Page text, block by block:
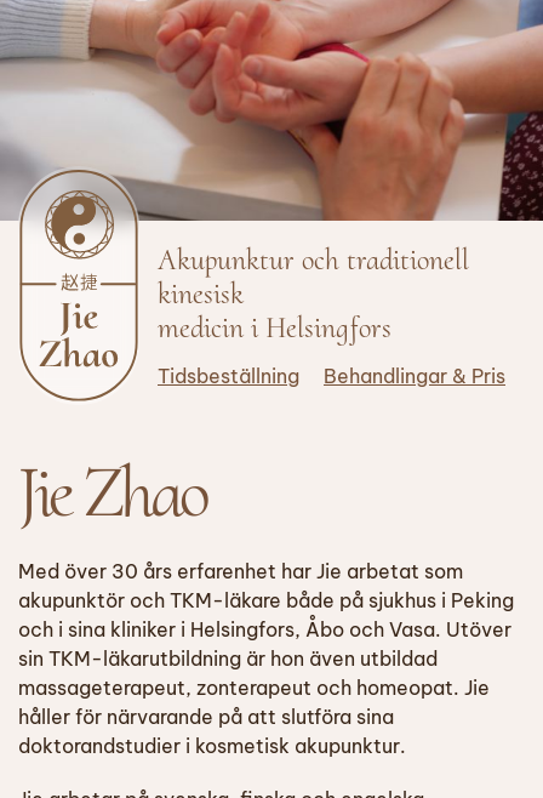
Akupunktur och traditionell
kinesisk
medicin i Helsingfors
Tidsbeställning Behandlingar & Pris
Jie Zhao
Med över 30 års erfarenhet har Jie arbetat som
akupunktör och TKM-läkare både på sjukhus i Peking
och i sina kliniker i Helsingfors, Åbo och Vasa. Utöver
sin TKM-läkarutbildning är hon även utbildad
massageterapeut, zonterapeut och homeopat. Jie
håller för närvarande på att slutföra sina
doktorandstudier i kosmetisk akupunktur.